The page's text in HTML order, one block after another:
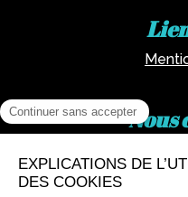
Nous
Via email :